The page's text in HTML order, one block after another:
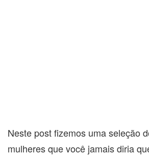
Neste post fizemos uma seleção
mulheres que você jamais diria